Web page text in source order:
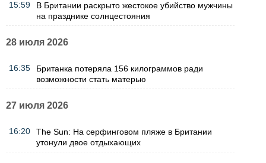
15:59
В Британии раскрыто жестокое убийство мужчины
на празднике солнцестояния
28 июля 2026
16:35
Британка потеряла 156 килограммов ради
возможности стать матерью
27 июля 2026
16:20
The Sun: На серфинговом пляже в Британии
утонули двое отдыхающих